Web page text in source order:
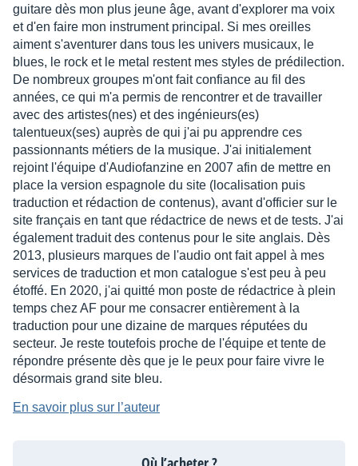
guitare dès mon plus jeune âge, avant d'explorer ma voix
et d'en faire mon instrument principal. Si mes oreilles
aiment s'aventurer dans tous les univers musicaux, le
blues, le rock et le metal restent mes styles de prédilection.
De nombreux groupes m'ont fait confiance au fil des
années, ce qui m'a permis de rencontrer et de travailler
avec des artistes(nes) et des ingénieurs(es)
talentueux(ses) auprès de qui j'ai pu apprendre ces
passionnants métiers de la musique. J'ai initialement
rejoint l'équipe d'Audiofanzine en 2007 afin de mettre en
place la version espagnole du site (localisation puis
traduction et rédaction de contenus), avant d'officier sur le
site français en tant que rédactrice de news et de tests. J'ai
également traduit des contenus pour le site anglais. Dès
2013, plusieurs marques de l'audio ont fait appel à mes
services de traduction et mon catalogue s'est peu à peu
étoffé. En 2020, j'ai quitté mon poste de rédactrice à plein
temps chez AF pour me consacrer entièrement à la
traduction pour une dizaine de marques réputées du
secteur. Je reste toutefois proche de l'équipe et tente de
répondre présente dès que je le peux pour faire vivre le
désormais grand site bleu.
En savoir plus sur l’auteur